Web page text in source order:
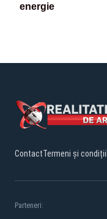
energie
ContactTermeni și condiții
Parteneri: